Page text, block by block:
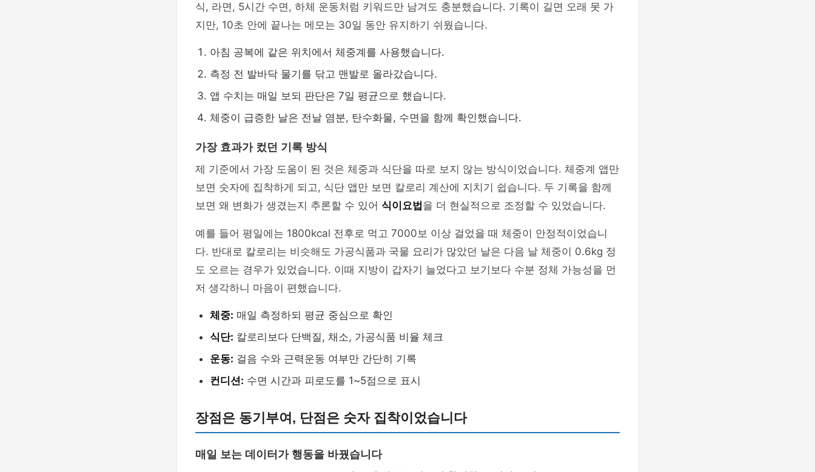
식, 라면, 5시간 수면, 하체 운동처럼 키워드만 남겨도 충분했습니다. 기록이 길면 오래 못 가
지만, 10초 안에 끝나는 메모는 30일 동안 유지하기 쉬웠습니다.
아침 공복에 같은 위치에서 체중계를 사용했습니다.
측정 전 발바닥 물기를 닦고 맨발로 올라갔습니다.
앱 수치는 매일 보되 판단은 7일 평균으로 했습니다.
체중이 급증한 날은 전날 염분, 탄수화물, 수면을 함께 확인했습니다.
가장 효과가 컸던 기록 방식
제 기준에서 가장 도움이 된 것은 체중과 식단을 따로 보지 않는 방식이었습니다. 체중계 앱만
보면 숫자에 집착하게 되고, 식단 앱만 보면 칼로리 계산에 지치기 쉽습니다. 두 기록을 함께
보면 왜 변화가 생겼는지 추론할 수 있어 식이요법 을 더 현실적으로 조정할 수 있었습니다.
예를 들어 평일에는 1800kcal 전후로 먹고 7000보 이상 걸었을 때 체중이 안정적이었습니
다. 반대로 칼로리는 비슷해도 가공식품과 국물 요리가 많았던 날은 다음 날 체중이 0.6kg 정
도 오르는 경우가 있었습니다. 이때 지방이 갑자기 늘었다고 보기보다 수분 정체 가능성을 먼
저 생각하니 마음이 편했습니다.
체중: 매일 측정하되 평균 중심으로 확인
식단: 칼로리보다 단백질, 채소, 가공식품 비율 체크
운동: 걸음 수와 근력운동 여부만 간단히 기록
컨디션: 수면 시간과 피로도를 1~5점으로 표시
장점은 동기부여, 단점은 숫자 집착이었습니다
매일 보는 데이터가 행동을 바꿨습니다